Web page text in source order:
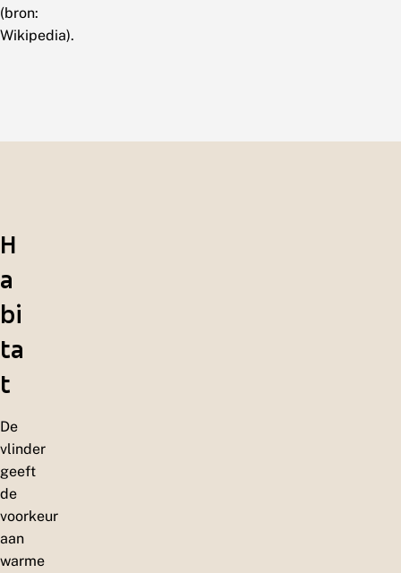
(bron:
Wikipedia).
H
a
bi
ta
t
De
vlinder
geeft
de
voorkeur
aan
warme